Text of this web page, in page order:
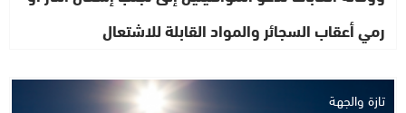
رمي أعقاب السجائر والمواد القابلة للاشتعال
تازة والجهة